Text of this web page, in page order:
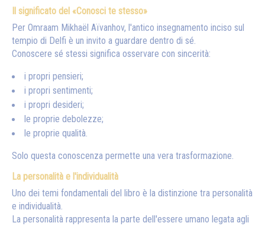
Il significato del «Conosci te stesso»
Per Omraam Mikhaël Aïvanhov, l'antico insegnamento inciso sul
tempio di Delfi è un invito a guardare dentro di sé.
Conoscere sé stessi significa osservare con sincerità:
i propri pensieri;
i propri sentimenti;
i propri desideri;
le proprie debolezze;
le proprie qualità.
Solo questa conoscenza permette una vera trasformazione.
La personalità e l'individualità
Uno dei temi fondamentali del libro è la distinzione tra personalità
e individualità.
La personalità rappresenta la parte dell'essere umano legata agli